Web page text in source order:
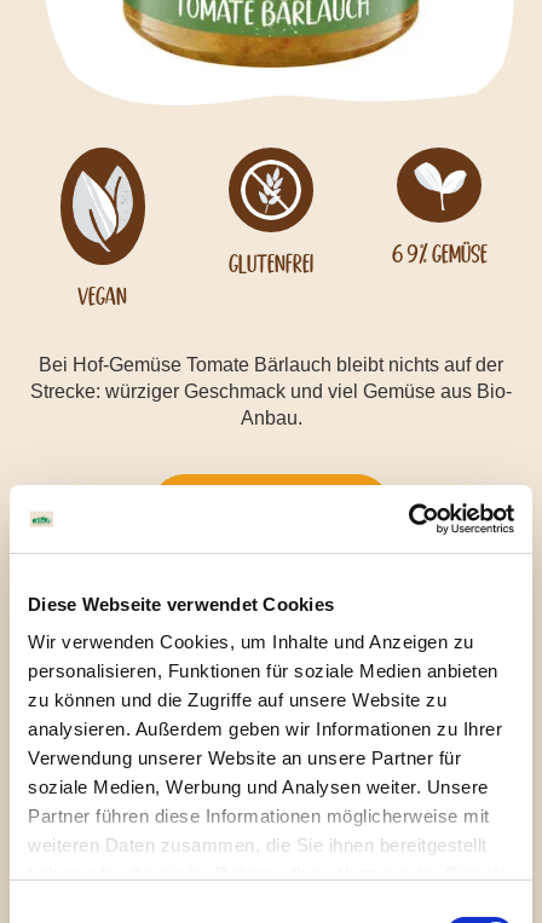
Diese Webseite verwendet Cookies
Wir verwenden Cookies, um Inhalte und Anzeigen zu
personalisieren, Funktionen für soziale Medien anbieten
zu können und die Zugriffe auf unsere Website zu
analysieren. Außerdem geben wir Informationen zu Ihrer
Verwendung unserer Website an unsere Partner für
soziale Medien, Werbung und Analysen weiter. Unsere
Partner führen diese Informationen möglicherweise mit
weiteren Daten zusammen, die Sie ihnen bereitgestellt
Bei Hof-Gemüse Tomate Bärlauch bleibt nichts auf der
Strecke: würziger Geschmack und viel Gemüse aus Bio-
Anbau.
Zutaten Allergene Nährwerte
Tomaten* (39%), Karotten* (10%),
Bärlauch* (6%),
Vegan
Glutenfrei 69% Gemüse